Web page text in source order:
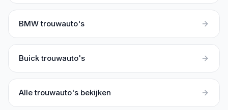
BMWtrouwauto's
Buicktrouwauto's
Alle trouwauto's bekijken